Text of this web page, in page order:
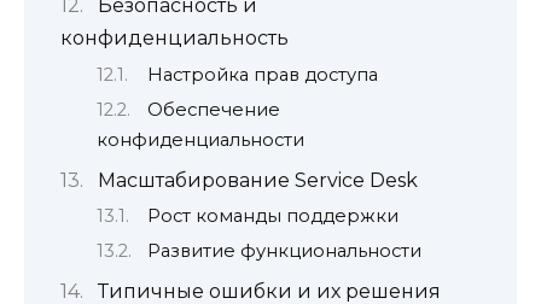
Безопасность и
конфиденциальность
Настройка прав доступа
Обеспечение
конфиденциальности
Масштабирование Service Desk
Рост команды поддержки
Развитие функциональности
Типичные ошибки и их решения